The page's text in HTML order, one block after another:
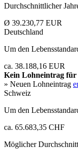
Durchschnittlicher
Ø 39.230,77 EUR
Deutschland
Um den
ca. 38.188,16 EUR
Kein Lohneintrag für
» Neuen Lohneintrag
Schweiz
Um den
ca. 65.683,35 CHF
Möglicher